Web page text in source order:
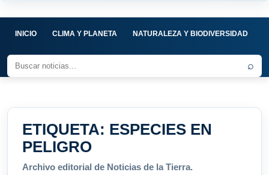
INICIO CLIMA Y PLANETA NATURALEZA Y BIODIVERSIDAD
⌕
ETIQUETA: ESPECIES EN
PELIGRO
Archivo editorial de Noticias de la Tierra.